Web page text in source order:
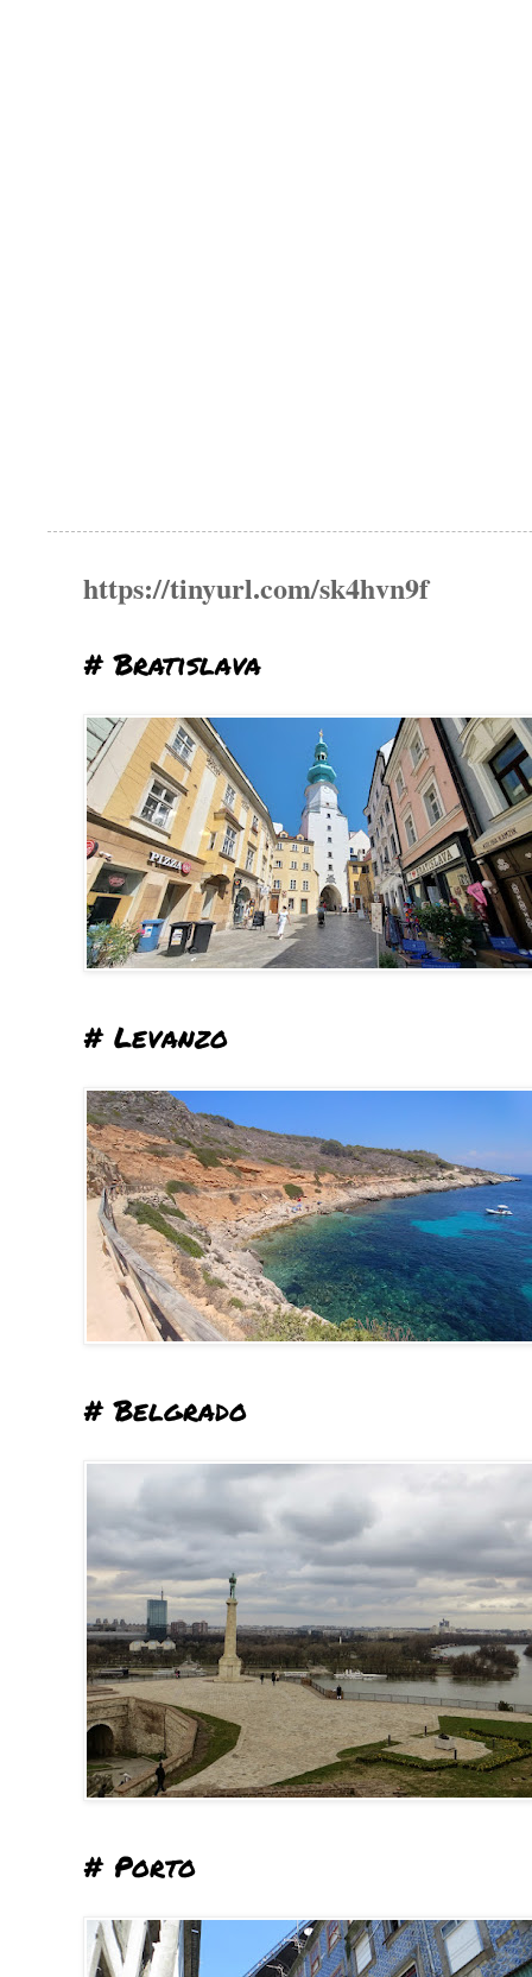
https://tinyurl.com/sk4hvn9f
# Bratislava
# Levanzo
# Belgrado
# Porto